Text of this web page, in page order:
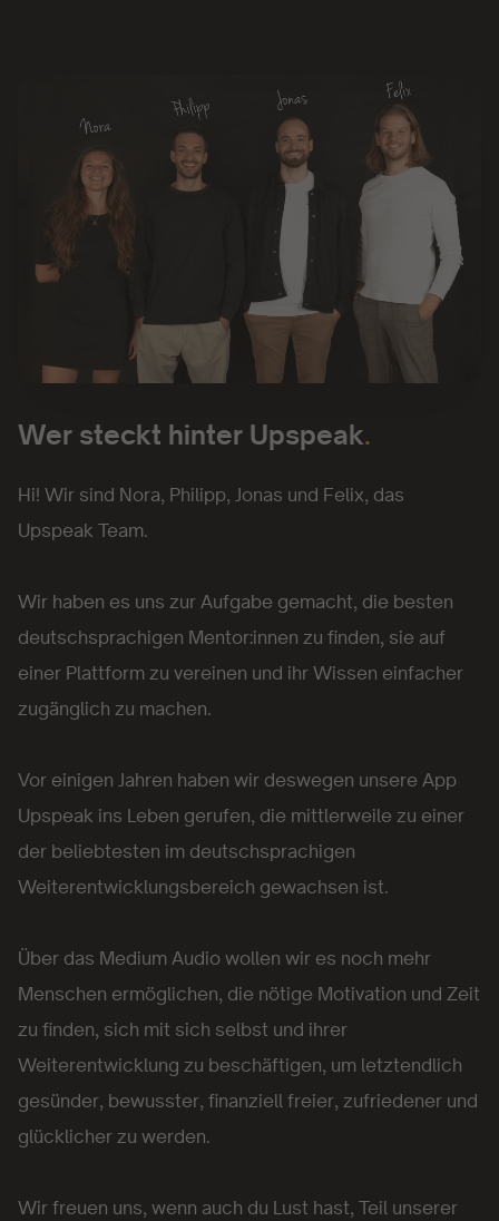
Wer steckt hinter Upspeak.
Hi! Wir sind Nora, Philipp, Jonas und Felix, das
Upspeak Team.
Wir haben es uns zur Aufgabe gemacht, die besten
deutschsprachigen Mentor:innen zu finden, sie auf
einer Plattform zu vereinen und ihr Wissen einfacher
zugänglich zu machen.
Vor einigen Jahren haben wir deswegen unsere App
Upspeak ins Leben gerufen, die mittlerweile zu einer
der beliebtesten im deutschsprachigen
Weiterentwicklungsbereich gewachsen ist.
Über das Medium Audio wollen wir es noch mehr
Menschen ermöglichen, die nötige Motivation und Zeit
zu finden, sich mit sich selbst und ihrer
Weiterentwicklung zu beschäftigen, um letztendlich
gesünder, bewusster, finanziell freier, zufriedener und
glücklicher zu werden.
Wir freuen uns, wenn auch du Lust hast, Teil unserer